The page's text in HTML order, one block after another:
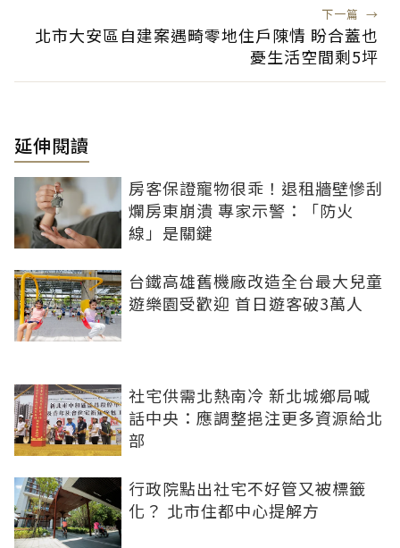
下一篇 →
北市大安區自建案遇畸零地住戶陳情 盼合蓋也
憂生活空間剩5坪
延伸閱讀
房客保證寵物很乖！退租牆壁慘刮
爛房東崩潰 專家示警：「防火
線」是關鍵
台鐵高雄舊機廠改造全台最大兒童
遊樂園受歡迎 首日遊客破3萬人
社宅供需北熱南冷 新北城鄉局喊
話中央：應調整挹注更多資源給北
部
行政院點出社宅不好管又被標籤
化？ 北市住都中心提解方